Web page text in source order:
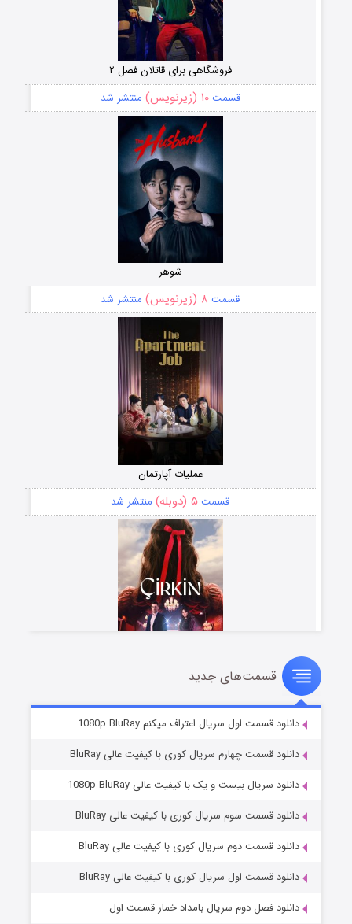
فروشگاهی برای قاتلان فصل ۲
قسمت۱۰ (زیرنویس) منتشر شد
شوهر
قسمت ۸ (زیرنویس) منتشر شد
عملیات آپارتمان
قسمت ۵ (دوبله) منتشر شد
سریال زشت
قسمت۲ (زیرنویس) منتشر شد
مردگان متحرک: شهر مرده ۳
قسمت۲ (زیرنویس) منتشر شد
قسمت‌های جدید
دانلود قسمت اول سریال اعتراف میکنم 1080p BluRay
دانلود قسمت چهارم سریال کوری با کیفیت عالی BluRay
دانلود سریال بیست و یک با کیفیت عالی 1080p BluRay
دانلود قسمت سوم سریال کوری با کیفیت عالی BluRay
دانلود قسمت دوم سریال کوری با کیفیت عالی BluRay
دانلود قسمت اول سریال کوری با کیفیت عالی BluRay
دانلود فصل دوم سریال بامداد خمار قسمت اول